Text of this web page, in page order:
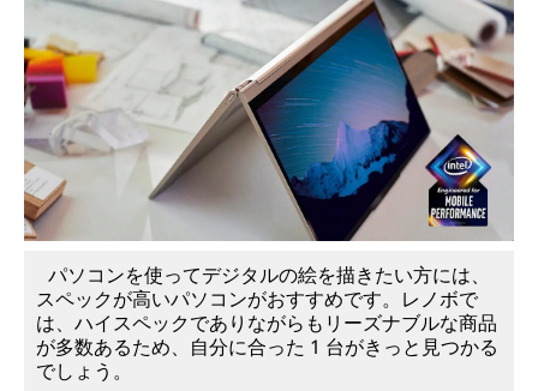
パソコンを使ってデジタルの絵を描きたい方には、
スペックが高いパソコンがおすすめです。レノボで
は、ハイスペックでありながらもリーズナブルな商品
が多数あるため、自分に合った 1 台がきっと見つかる
でしょう。